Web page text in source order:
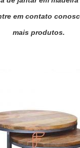
em contato
mais produtos.